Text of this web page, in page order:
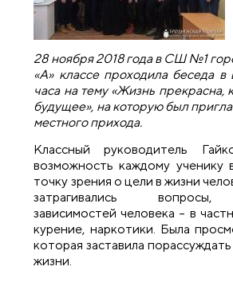
28 ноября 2018 года в СШ №1
«А» классе проходила беседа в
часа на тему «Жизнь прекрасна,
будущее», на которую был
местного прихода.
Классный руководитель
возможность каждому ученику
точку зрения о цели в жизни
затрагивались вопросы,
зависимостей человека – в
курение, наркотики. Была
которая заставила
жизни.